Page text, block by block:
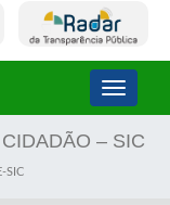
Toggle
– SIC
SIC